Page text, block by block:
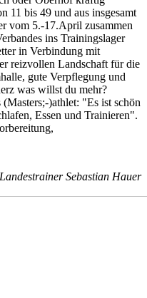
11 bis 49 und aus insgesamt
vom 5.-17.April zusammen
ins Trainingslager
in Verbindung mit
reizvollen Landschaft für die
gute Verpflegung und
was willst du mehr?
)athlet: "Es ist schön
Essen und Trainieren".
Landestrainer Sebastian Hauer